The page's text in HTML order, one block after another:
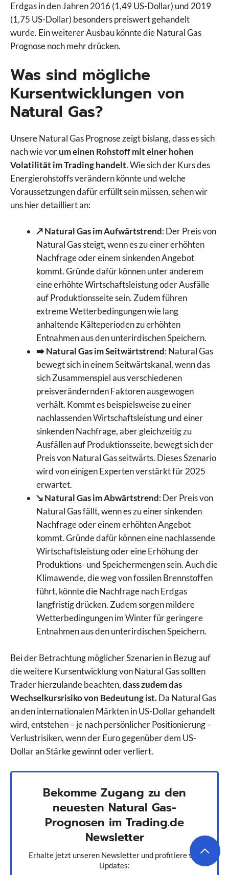
Erdgas in den Jahren 2016 (1,49 US-Dollar) und 2019
(1,75 US-Dollar) besonders preiswert gehandelt
wurde. Ein weiterer Ausbau könnte die Natural Gas
Prognose noch mehr drücken.
Was sind mögliche
Kursentwicklungen von
Natural Gas?
Unsere Natural Gas Prognose zeigt bislang, dass es sich
nach wie vorum einen Rohstoff mit einer hohen
Volatilität im Trading handelt. Wie sich der Kurs des
Energierohstoffs verändern könnte und welche
Voraussetzungen dafür erfüllt sein müssen, sehen wir
uns hier detailliert an:
↗️ Natural Gas im Aufwärtstrend: Der Preis von
Natural Gas steigt, wenn es zu einer erhöhten
Nachfrage oder einem sinkenden Angebot
kommt. Gründe dafür können unter anderem
eine erhöhte Wirtschaftsleistung oder Ausfälle
auf Produktionsseite sein. Zudem führen
extreme Wetterbedingungen wie lang
anhaltende Kälteperioden zu erhöhten
Entnahmen aus den unterirdischen Speichern.
➡️ Natural Gas im Seitwärtstrend: Natural Gas
bewegt sich in einem Seitwärtskanal, wenn das
sich Zusammenspiel aus verschiedenen
preisverändernden Faktoren ausgewogen
verhält. Kommt es beispielsweise zu einer
nachlassenden Wirtschaftsleistung und einer
sinkenden Nachfrage, aber gleichzeitig zu
Ausfällen auf Produktionsseite, bewegt sich der
Preis von Natural Gas seitwärts. Dieses Szenario
wird von einigen Experten verstärkt für 2025
erwartet.
↘️ Natural Gas im Abwärtstrend: Der Preis von
Natural Gas fällt, wenn es zu einer sinkenden
Nachfrage oder einem erhöhten Angebot
kommt. Gründe dafür können eine nachlassende
Wirtschaftsleistung oder eine Erhöhung der
Produktions- und Speichermengen sein. Auch die
Klimawende, die weg von fossilen Brennstoffen
führt, könnte die Nachfrage nach Erdgas
langfristig drücken. Zudem sorgen mildere
Wetterbedingungen im Winter für geringere
Entnahmen aus den unterirdischen Speichern.
Bei der Betrachtung möglicher Szenarien in Bezug auf
die weitere Kursentwicklung von Natural Gas sollten
Trader hierzulande beachten,dass zudem das
Wechselkursrisiko von Bedeutung ist.Da Natural Gas
an den internationalen Märkten in US-Dollar gehandelt
wird, entstehen – je nach persönlicher Positionierung –
Verlustrisiken, wenn der Euro gegenüber dem US-
Dollar an Stärke gewinnt oder verliert.
Bekomme Zugang zu den
neuesten Natural Gas-
Prognosen im Trading.de
Newsletter
Erhalte jetzt unseren Newsletter und profitiere von
Updates: